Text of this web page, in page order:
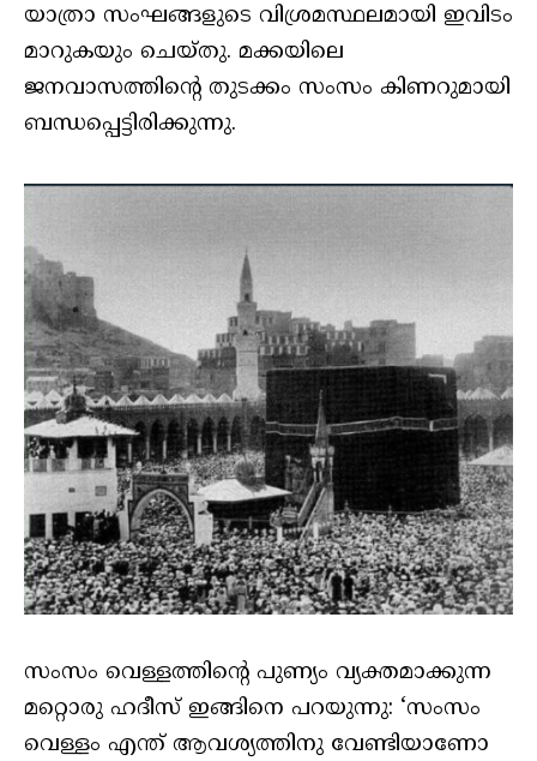
യാത്രാ സംഘങ്ങളുടെ വിശ്രമസ്ഥലമായി ഇവിടം
മാറുകയും ചെയ്തു. മക്കയിലെ
ജനവാസത്തിന്റെ തുടക്കം സംസം കിണറുമായി
ബന്ധപ്പെട്ടിരിക്കുന്നു.
സംസം വെള്ളത്തിന്റെ പുണ്യം വ്യക്തമാക്കുന്ന
മറ്റൊരു ഹദീസ് ഇങ്ങിനെ പറയുന്നു: ‘സംസം
വെള്ളം എന്ത് ആവശ്യത്തിനു വേണ്ടിയാണോ